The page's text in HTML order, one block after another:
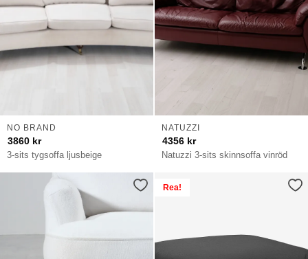
3-sits tygsoffa ljusbeige
NO BRAND
3860 kr
Natuzzi 3-sits skinnsoffa vinröd
NATUZZI
4356 kr
Rea!